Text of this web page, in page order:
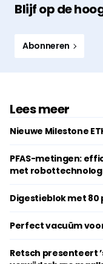
Blijf op de
Abonneren
Lees meer
Nieuwe Milestone
PFAS-metingen:
met
Digestieblok met 80
Perfect vacuüm
Retsch presenteert